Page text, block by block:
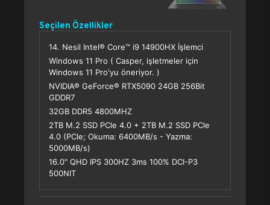
Seçilen Özellikler
14. Nesil Intel® Core™ i9 14900HX İşlemci
Windows 11 Pro ( Casper, işletmeler için
Windows 11 Pro'yu öneriyor. )
NVIDIA® GeForce® RTX5090 24GB 256Bit
GDDR7
32GB DDR5 4800MHZ
2TB M.2 SSD PCle 4.0 + 2TB M.2 SSD PCle
4.0 (PCle; Okuma: 6400MB/s - Yazma:
5000MB/s)
16.0" QHD IPS 300HZ 3ms 100% DCI-P3
500NIT